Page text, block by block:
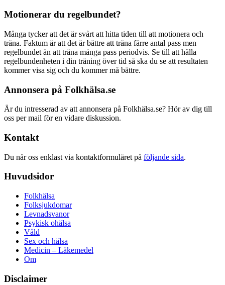
Motionerar du regelbundet?
Många tycker att det är svårt att hitta tiden till att motionera och
träna. Faktum är att det är bättre att träna färre antal pass men
regelbundet än att träna många pass periodvis. Se till att hålla
regelbundenheten i din träning över tid så ska du se att resultaten
kommer visa sig och du kommer må bättre.
Annonsera på Folkhälsa.se
Är du intresserad av att annonsera på Folkhälsa.se? Hör av dig till
oss per mail för en vidare diskussion.
Kontakt
Du når oss enklast via kontaktformuläret på följande sida.
Huvudsidor
Folkhälsa
Folksjukdomar
Levnadsvanor
Psykisk ohälsa
Våld
Sex och hälsa
Medicin – Läkemedel
Om
Disclaimer